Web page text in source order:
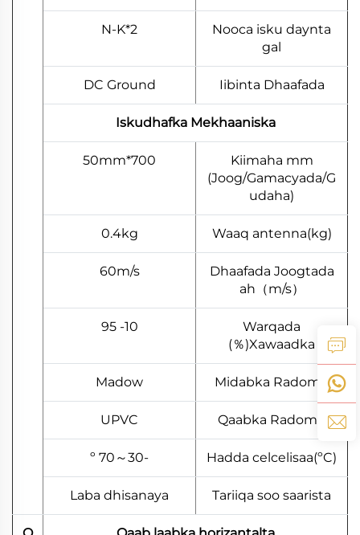
Nooca isku daynta
gal
2*N-K
Iibinta Dhaafada
DC Ground
Iskudhafka Mekhaaniska
Kiimaha mm
(Joog/Gamacyada/G
udaha)
700*50mm
Waaq antenna(kg)
0.4kg
Dhaafada Joogtada
ah（m/s）
60m/s
Warqada
Xawaadka(％)
10- 95
Midabka Radome
Madow
Qaabka Radome
UPVC
Hadda celcelisaa(ºC)
-30～70 º
Tariiqa soo saarista
Laba dhisanaya